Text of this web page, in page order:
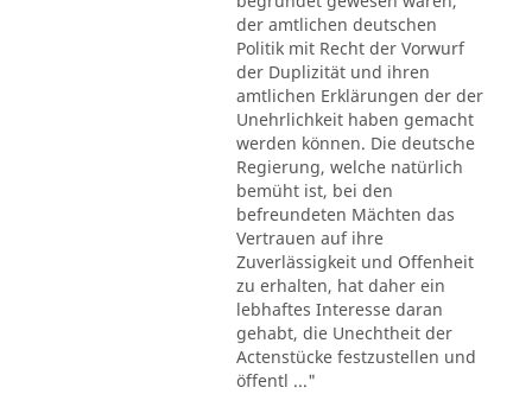
der amtlichen deutschen
Politik mit Recht der Vorwurf
der Duplizität und ihren
amtlichen Erklärungen der der
Unehrlichkeit haben gemacht
werden können. Die deutsche
Regierung, welche natürlich
bemüht ist, bei den
befreundeten Mächten das
Vertrauen auf ihre
Zuverlässigkeit und Offenheit
zu erhalten, hat daher ein
lebhaftes Interesse daran
gehabt, die Unechtheit der
Actenstücke festzustellen und
öffentl ..."